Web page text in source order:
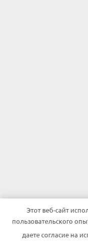
Этот веб-сайт
пользовательского
даете согласие на